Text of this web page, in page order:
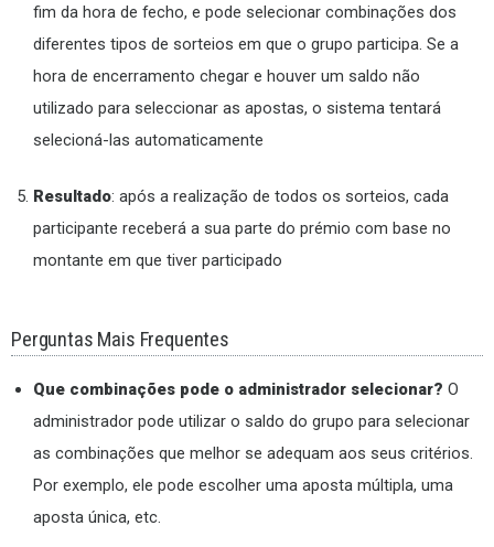
fim da hora de fecho, e pode selecionar combinações dos
diferentes tipos de sorteios em que o grupo participa. Se a
hora de encerramento chegar e houver um saldo não
utilizado para seleccionar as apostas, o sistema tentará
selecioná-las automaticamente
Resultado: após a realização de todos os sorteios, cada
participante receberá a sua parte do prémio com base no
montante em que tiver participado
Perguntas Mais Frequentes
Que combinações pode o administrador selecionar? O
administrador pode utilizar o saldo do grupo para selecionar
as combinações que melhor se adequam aos seus critérios.
Por exemplo, ele pode escolher uma aposta múltipla, uma
aposta única, etc.